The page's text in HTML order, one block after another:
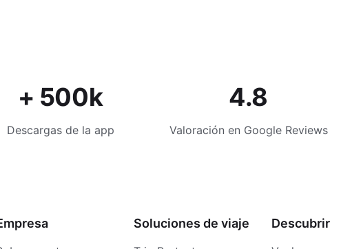
+ 500k
Descargas de la app
4.8
Valoración en Google Reviews
Soluciones de viaje Descubrir